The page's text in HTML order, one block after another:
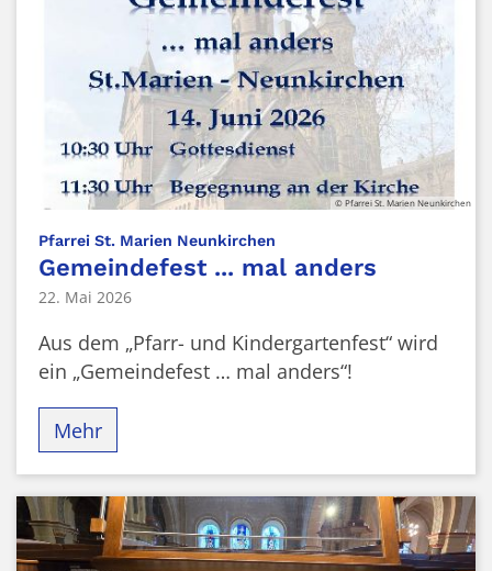
© Pfarrei St. Marien Neunkirchen
Pfarrei St. Marien Neunkirchen
Gemeindefest ... mal anders
22. Mai 2026
Aus dem „Pfarr- und Kindergartenfest“ wird
ein „Gemeindefest … mal anders“!
Mehr